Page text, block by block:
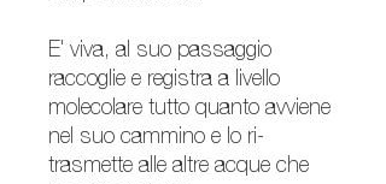
E' viva, al suo passaggio
raccoglie e registra a livello
molecolare tutto quanto avviene
nel suo cammino e lo ri-
trasmette alle altre acque che